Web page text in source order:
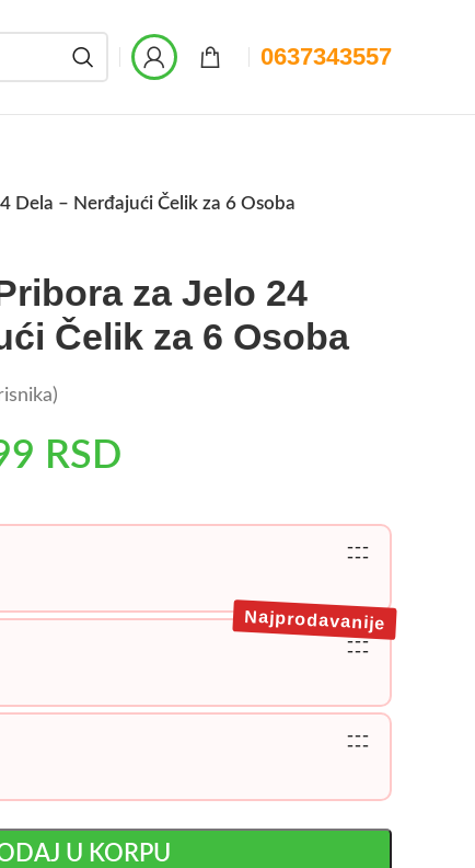
0637343557
Dela – Nerđajući Čelik za 6 Osoba
za Jelo 24
Čelik za 6 Osoba
RSD
---
---
---
---
Najprodavanije
---
---
U KORPU